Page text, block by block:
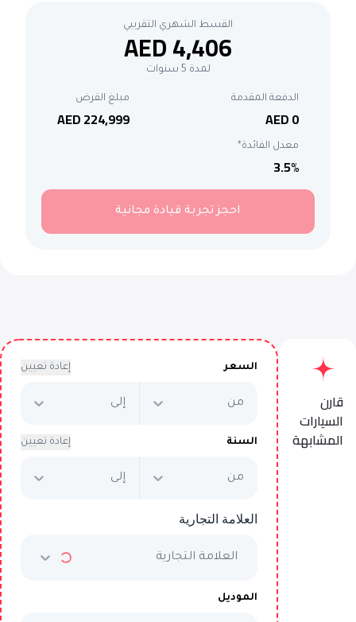
القسط الشهري التقريبي
AED 4,406
لمدة 5 سنوات
الدفعة المقدمة
AED 0
مبلغ القرض
AED 224,999
معدل الفائدة*
3.5%
احجز تجربة قيادة مجانية
قارن
السيارات
المشابهة
AED 4,407/شهرياً
AED 224,999
السعر إعادة تعيين
من إلى
السنة إعادة تعيين
من إلى
العلامة التجارية
العلامة التجارية
الموديل